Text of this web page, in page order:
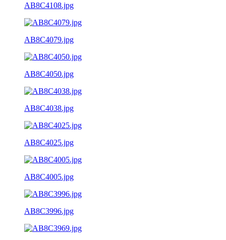
AB8C4108.jpg
AB8C4079.jpg
AB8C4050.jpg
AB8C4038.jpg
AB8C4025.jpg
AB8C4005.jpg
AB8C3996.jpg